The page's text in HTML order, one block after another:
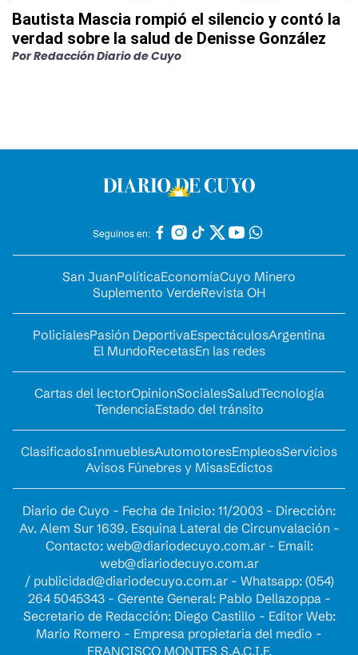
Bautista Mascia rompió el silencio y contó la
verdad sobre la salud de Denisse González
PorRedacción Diario de Cuyo
Seguinos en:
San JuanPolíticaEconomíaCuyo Minero
Suplemento VerdeRevista OH
PolicialesPasión DeportivaEspectáculosArgentina
El MundoRecetasEn las redes
Cartas del lectorOpinionSocialesSaludTecnología
TendenciaEstado del tránsito
ClasificadosInmueblesAutomotoresEmpleosServicios
Avisos Fúnebres y MisasEdictos
Diario de Cuyo - Fecha de Inicio: 11/2003 - Dirección:
Av. Alem Sur 1639. Esquina Lateral de Circunvalación -
Contacto: web@diariodecuyo.com.ar- Email:
web@diariodecuyo.com.ar
/ publicidad@diariodecuyo.com.ar- Whatsapp: (054)
264 5045343 - Gerente General: Pablo Dellazoppa -
Secretario de Redacción: Diego Castillo - Editor Web:
Mario Romero - Empresa propietaria del medio -
FRANCISCO MONTES S.A.C.I.F.